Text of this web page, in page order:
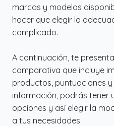
marcas y modelos
hacer que elegir la
complicado.
A continuación, te
comparativa que incluye
productos, puntuaciones
información, podrás tener
opciones y así elegir la
a tus necesidades.